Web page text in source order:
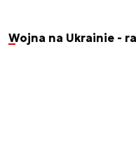
Wojna na Ukrainie -